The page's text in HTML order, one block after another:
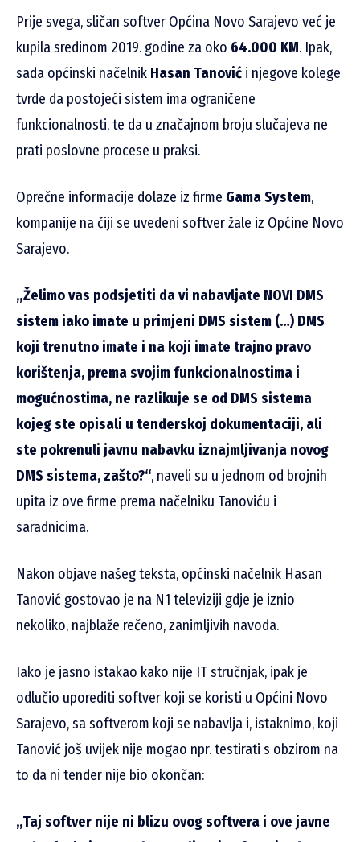
Prije svega, sličan softver Općina Novo Sarajevo već je
kupila sredinom 2019. godine za oko 64.000 KM. Ipak,
sada općinski načelnik Hasan Tanović i njegove kolege
tvrde da postojeći sistem ima ograničene
funkcionalnosti, te da u značajnom broju slučajeva ne
prati poslovne procese u praksi.
Oprečne informacije dolaze iz firme Gama System,
kompanije na čiji se uvedeni softver žale iz Općine Novo
Sarajevo.
„Želimo vas podsjetiti da vi nabavljate NOVI DMS
sistem iako imate u primjeni DMS sistem (…) DMS
koji trenutno imate i na koji imate trajno pravo
korištenja, prema svojim funkcionalnostima i
mogućnostima, ne razlikuje se od DMS sistema
kojeg ste opisali u tenderskoj dokumentaciji, ali
ste pokrenuli javnu nabavku iznajmljivanja novog
DMS sistema, zašto?“, naveli su u jednom od brojnih
upita iz ove firme prema načelniku Tanoviću i
saradnicima.
Nakon objave našeg teksta, općinski načelnik Hasan
Tanović gostovao je na N1 televiziji gdje je iznio
nekoliko, najblaže rečeno, zanimljivih navoda.
Iako je jasno istakao kako nije IT stručnjak, ipak je
odlučio uporediti softver koji se koristi u Općini Novo
Sarajevo, sa softverom koji se nabavlja i, istaknimo, koji
Tanović još uvijek nije mogao npr. testirati s obzirom na
to da ni tender nije bio okončan:
„Taj softver nije ni blizu ovog softvera i ove javne